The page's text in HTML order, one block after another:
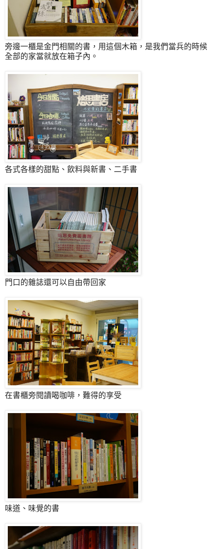
旁邊一櫃是金門相關的書，用這個木箱，是我們當兵的時候
全部的家當就放在箱子內。
各式各樣的甜點、飲料與新書、二手書
門口的雜誌還可以自由帶回家
在書櫃旁閱讀喝咖啡，難得的享受
味道、味覺的書